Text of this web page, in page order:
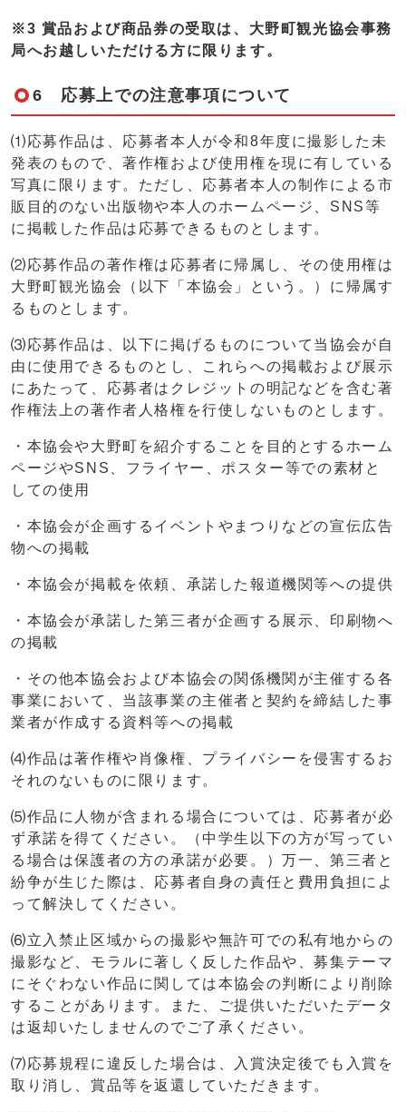
※3 賞品および商品券の受取は、大野町観光協会事務
局へお越しいただける方に限ります。
6 応募上での注意事項について
⑴応募作品は、応募者本人が令和8年度に撮影した未
発表のもので、著作権および使用権を現に有している
写真に限ります。ただし、応募者本人の制作による市
販目的のない出版物や本人のホームページ、SNS等
に掲載した作品は応募できるものとします。
⑵応募作品の著作権は応募者に帰属し、その使用権は
大野町観光協会（以下「本協会」という。）に帰属す
るものとします。
⑶応募作品は、以下に掲げるものについて当協会が自
由に使用できるものとし、これらへの掲載および展示
にあたって、応募者はクレジットの明記などを含む著
作権法上の著作者人格権を行使しないものとします。
・本協会や大野町を紹介することを目的とするホーム
ページやSNS、フライヤー、ポスター等での素材と
しての使用
・本協会が企画するイベントやまつりなどの宣伝広告
物への掲載
・本協会が掲載を依頼、承諾した報道機関等への提供
・本協会が承諾した第三者が企画する展示、印刷物へ
の掲載
・その他本協会および本協会の関係機関が主催する各
事業において、当該事業の主催者と契約を締結した事
業者が作成する資料等への掲載
⑷作品は著作権や肖像権、プライバシーを侵害するお
それのないものに限ります。
⑸作品に人物が含まれる場合については、応募者が必
ず承諾を得てください。（中学生以下の方が写ってい
る場合は保護者の方の承諾が必要。）万一、第三者と
紛争が生じた際は、応募者自身の責任と費用負担によ
って解決してください。
⑹立入禁止区域からの撮影や無許可での私有地からの
撮影など、モラルに著しく反した作品や、募集テーマ
にそぐわない作品に関しては本協会の判断により削除
することがあります。また、ご提供いただいたデータ
は返却いたしませんのでご了承ください。
⑺応募規程に違反した場合は、入賞決定後でも入賞を
取り消し、賞品等を返還していただきます。